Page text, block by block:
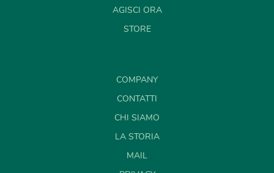
AGISCI ORA
STORE
COMPANY
CONTATTI
CHI SIAMO
LA STORIA
MAIL